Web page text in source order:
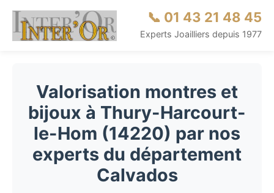
📞 01 43 21 48 45
Experts Joailliers depuis 1977
Valorisation montres et
bijoux à Thury-Harcourt-
le-Hom (14220) par nos
experts du département
Calvados